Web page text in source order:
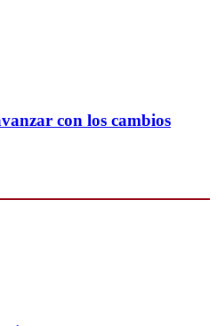
con los cambios